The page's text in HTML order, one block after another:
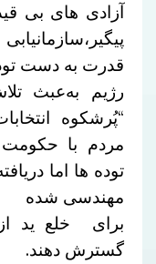
آزادی های بی
قدرت به دست
رژیم به‌عبث
“پُرشکوه
مردم با حکومت
توده ها اما
مهندسی شده
برای خلع ید
گسترش دهند.